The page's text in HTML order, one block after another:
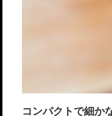
コンパクトで細か